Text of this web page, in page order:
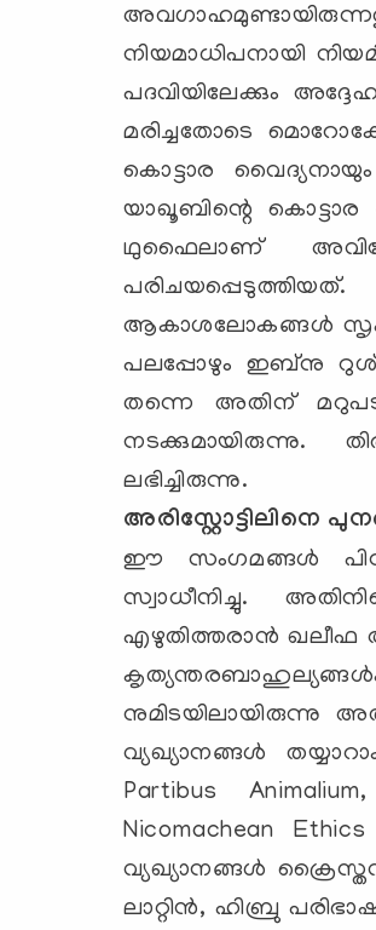
നിയമാധിപനായി
പദവിയിലേക്കും
മരിച്ചതോടെ
കൊട്ടാര
യാഖൂബിന്റെ
ഥുഫൈലാണ്
ആകാശലോകങ്ങള്‍
പലപ്പോഴും ഇബ്‌നു
തന്നെ അതിന്
നടക്കുമായിരുന്നു.
ലഭിച്ചിരുന്നു.
അരിസ്റ്റോട്ടിലിനെ
ഈ സംഗമങ്ങള്‍
സ്വാധീനിച്ചു.
എഴുതിത്തരാന്‍ ഖലീഫ
നുമിടയിലായിരുന്നു
വ്യഖ്യാനങ്ങള്‍
Partibus
Nicomachean
വ്യഖ്യാനങ്ങള്‍
ലാറ്റിന്‍, ഹിബ്രു